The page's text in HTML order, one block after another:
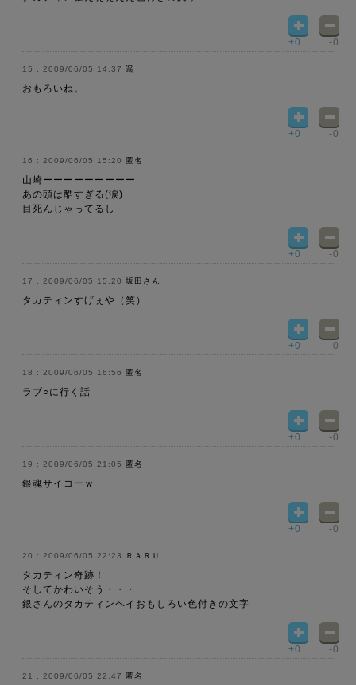
+0 -0
2009/06/05 14:37 遥
おもろいね。
+0 -0
2009/06/05 15:20 匿名
山崎ーーーーーーーーー
あの頭は酷すぎる(涙)
目死んじゃってるし
+0 -0
2009/06/05 15:20 坂田さん
タカティンすげぇや（笑）
+0 -0
2009/06/05 16:56 匿名
ラブ○に行く話
+0 -0
2009/06/05 21:05 匿名
銀魂サイコーｗ
+0 -0
2009/06/05 22:23 ＲＡＲＵ
タカティン奇跡！
そしてかわいそう・・・
銀さんのタカティンヘイおもしろい色付きの文字
+0 -0
2009/06/05 22:47 匿名